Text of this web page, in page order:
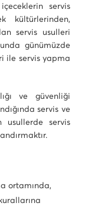
servis
kültürlerinden,
servis usulleri
günümüzde
ile servis yapma
ve güvenliği
servis ve
usullerde servis
ortamında,